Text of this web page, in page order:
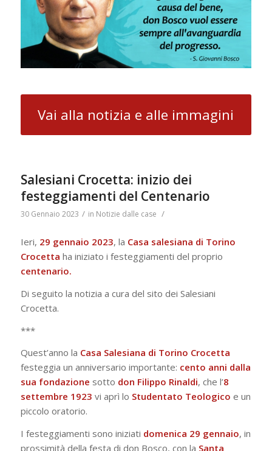
Vai alla notizia e alle immagini
Salesiani Crocetta: inizio dei
festeggiamenti del Centenario
30 Gennaio 2023 / in Notizie dalle case /
Ieri, 29 gennaio 2023, la Casa salesiana di Torino
Crocetta ha iniziato i festeggiamenti del proprio
centenario.
Di seguito la notizia a cura del sito dei Salesiani
Crocetta.
***
Quest’anno la Casa Salesiana di Torino Crocetta
festeggia un anniversario importante: cento anni dalla
sua fondazione sotto don Filippo Rinaldi, che l’8
settembre 1923 vi aprì lo Studentato Teologico e un
piccolo oratorio.
I festeggiamenti sono iniziati domenica 29 gennaio, in
prossimità della festa di don Bosco, con la Santa